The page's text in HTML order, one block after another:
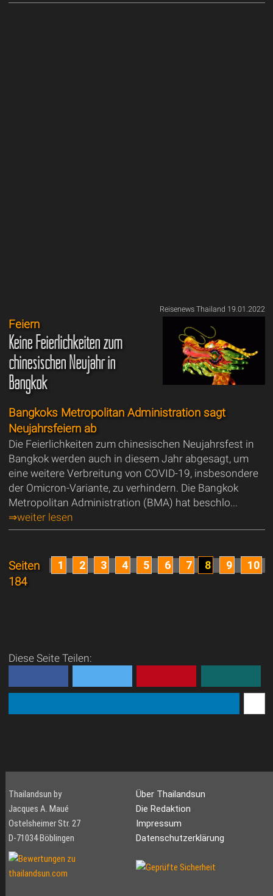
Reisenews Thailand 19.01.2022
Feiern
Keine Feierlichkeiten zum
chinesischen Neujahr in
Bangkok
Bangkoks Metropolitan Administration sagt
Neujahrsfeiern ab
Die Feierlichkeiten zum chinesischen Neujahrsfest in
Bangkok werden auch in diesem Jahr abgesagt, um
eine weitere Verbreitung von COVID-19, insbesondere
der Omicron-Variante, zu verhindern. Die Bangkok
Metropolitan Administration (BMA) hat beschlo...
⇒weiter lesen
Seiten
184
1 2 3 4 5 6 7 8 9 10
Diese Seite Teilen:
Thailandsun by
Jacques A. Maué
Ostelsheimer Str. 27
D-71034 Böblingen
Über Thailandsun
Die Redaktion
Impressum
Datenschutzerklärung